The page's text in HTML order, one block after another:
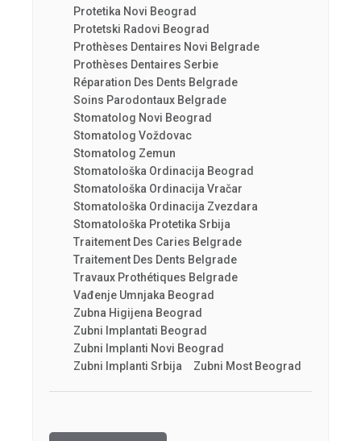
Protetika Novi Beograd
Protetski Radovi Beograd
Prothèses Dentaires Novi Belgrade
Prothèses Dentaires Serbie
Réparation Des Dents Belgrade
Soins Parodontaux Belgrade
Stomatolog Novi Beograd
Stomatolog Voždovac
Stomatolog Zemun
Stomatološka Ordinacija Beograd
Stomatološka Ordinacija Vračar
Stomatološka Ordinacija Zvezdara
Stomatološka Protetika Srbija
Traitement Des Caries Belgrade
Traitement Des Dents Belgrade
Travaux Prothétiques Belgrade
Vađenje Umnjaka Beograd
Zubna Higijena Beograd
Zubni Implantati Beograd
Zubni Implanti Novi Beograd
Zubni Implanti Srbija
Zubni Most Beograd